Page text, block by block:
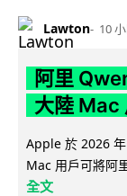
Lawton 10
阿里
大陸 Mac
Apple 於 2026
Mac 用戶可將阿
全文